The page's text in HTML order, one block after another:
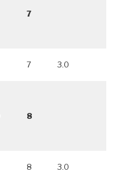
7
7 3.0
8
8 3.0